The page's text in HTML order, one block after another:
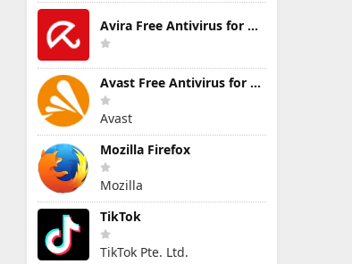
Avira Free Antivirus for Windows
Avast Free Antivirus for Windows
Avast
Mozilla Firefox
Mozilla
TikTok
TikTok Pte. Ltd.